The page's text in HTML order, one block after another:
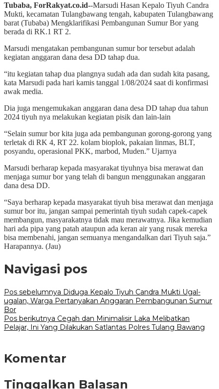
Tubaba, ForRakyat.co.id--Marsudi Hasan Kepalo Tiyuh Candra
Mukti, kecamatan Tulangbawang tengah, kabupaten Tulangbawang
barat (Tubaba) Mengklarifikasi Pembangunan Sumur Bor yang
berada di RK.1 RT 2.
Marsudi mengatakan pembangunan sumur bor tersebut adalah
kegiatan anggaran dana desa DD tahap dua.
“itu kegiatan tahap dua plangnya sudah ada dan sudah kita pasang,
kata Marsudi pada hari kamis tanggal 1/08/2024 saat di konfirmasi
awak media.
Dia juga mengemukakan anggaran dana desa DD tahap dua tahun
2024 tiyuh nya melakukan kegiatan pisik dan lain-lain
“Selain sumur bor kita juga ada pembangunan gorong-gorong yang
terletak di RK 4, RT 22. kolam bioplok, pakaian linmas, BLT,
posyandu, operasional PKK, marbod, Muden.” Ujarnya
Marsudi berharap kepada masyarakat tiyuhnya bisa merawat dan
menjaga sumur bor yang telah di bangun menggunakan anggaran
dana desa DD.
“Saya berharap kepada masyarakat tiyuh bisa merawat dan menjaga
sumur bor itu, jangan sampai pemerintah tiyuh sudah capek-capek
membangun, masyarakatnya tidak mau merawatnya. Jika kemudian
hari ada pipa yang patah ataupun ada keran air yang rusak mereka
bisa membenahi, jangan semuanya mengandalkan dari Tiyuh saja.”
Harapannya. (Jau)
Navigasi pos
Pos sebelumnya Diduga Kepalo Tiyuh Candra Mukti Ugal-
ugalan, Warga Pertanyakan Anggaran Pembangunan Sumur
Bor
Pos berikutnya Cegah dan Minimalisir Laka Melibatkan
Pelajar, Ini Yang Dilakukan Satlantas Polres Tulang Bawang
Komentar
Tinggalkan Balasan